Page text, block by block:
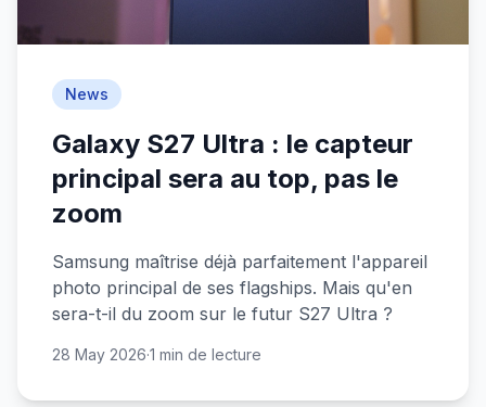
News
Galaxy S27 Ultra : le capteur
principal sera au top, pas le
zoom
Samsung maîtrise déjà parfaitement l'appareil
photo principal de ses flagships. Mais qu'en
sera-t-il du zoom sur le futur S27 Ultra ?
28 May 2026·1 min de lecture